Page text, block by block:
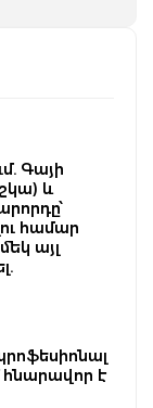
Գայի
և
համար
այլ
հնարավոր է